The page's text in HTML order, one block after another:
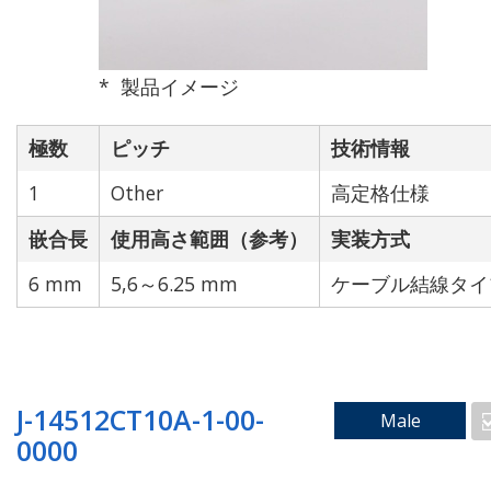
2.54 mm
3.0 mm
4.0 mm
Other
製品イメージ
極数 ピッチ
技術情報
1
Other
高定格仕様
嵌合長
使用高さ範囲（参考）
実装方式
6 mm
5,6～6.25 mm ケーブル結線タ
J-14512CT10A-1-00-
0000
Male